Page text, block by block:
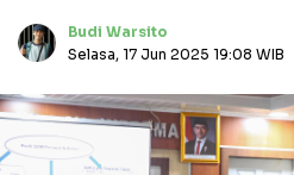
Budi Warsito
Selasa, 17 Jun 2025 19:08 WIB